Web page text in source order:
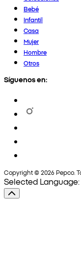
Bebé
Infantil
Casa
Mujer
Hombre
Otros
Síguenos en:
Copyright © 2026 Pepco.
Selected Language: